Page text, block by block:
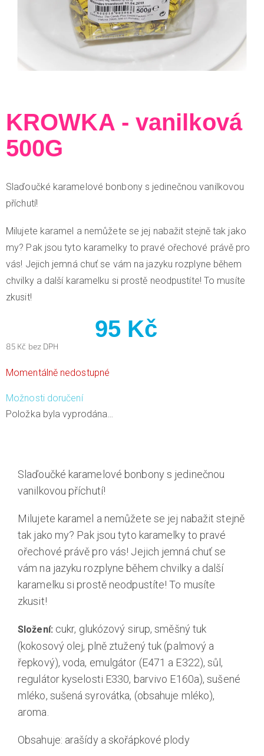
KROWKA - vanilková
500G
Slaďoučké karamelové bonbony s jedinečnou vanilkovou
příchutí!
Milujete karamel a nemůžete se jej nabažit stejně tak jako
my? Pak jsou tyto karamelky to pravé ořechové právě pro
vás! Jejich jemná chuť se vám na jazyku rozplyne během
chvilky a další karamelku si prostě neodpustíte! To musíte
zkusit!
95 Kč
85 Kč bez DPH
cena:
Momentálně nedostupné
Možnosti doručení
Položka byla vyprodána…
Slaďoučké karamelové bonbony s jedinečnou
vanilkovou příchutí!
Milujete karamel a nemůžete se jej nabažit stejně
tak jako my? Pak jsou tyto karamelky to pravé
ořechové právě pro vás! Jejich jemná chuť se
vám na jazyku rozplyne během chvilky a další
karamelku si prostě neodpustíte! To musíte
zkusit!
Složení: cukr, glukózový sirup, směšný tuk
(kokosový olej, plně ztužený tuk (palmový a
řepkový), voda, emulgátor (E471 a E322), sůl,
regulátor kyselosti E330, barvivo E160a), sušené
mléko, sušená syrovátka, (obsahuje mléko),
aroma.
Obsahuje: arašídy a skořápkové plody